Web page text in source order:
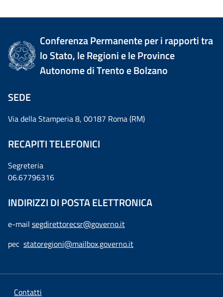
Conferenza Permanente per i rapporti tra
lo Stato, le Regioni e le Province
Autonome di Trento e Bolzano
SEDE
Via della Stamperia 8, 00187 Roma (RM)
RECAPITI TELEFONICI
Segreteria
06.67796316
INDIRIZZI DI POSTA ELETTRONICA
e-mail segdirettorecsr@governo.it
pec statoregioni@mailbox.governo.it
Contatti